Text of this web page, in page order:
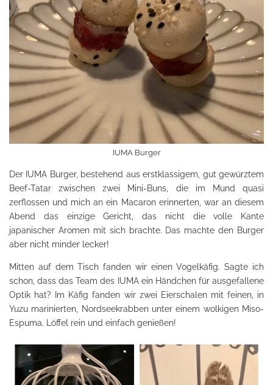
IUMA Burger
Der IUMA Burger, bestehend aus erstklassigem, gut gewürztem
Beef-Tatar zwischen zwei Mini-Buns, die im Mund quasi
zerflossen und mich an ein Macaron erinnerten, war an diesem
Abend das einzige Gericht, das nicht die volle Kante
japanischer Aromen mit sich brachte. Das machte den Burger
aber nicht minder lecker!
Mitten auf dem Tisch fanden wir einen Vogelkäfig. Sagte ich
schon, dass das Team des IUMA ein Händchen für ausgefallene
Optik hat? Im Käfig fanden wir zwei Eierschalen mit feinen, in
Yuzu marinierten, Nordseekrabben unter einem wolkigen Miso-
Espuma. Löffel rein und einfach genießen!